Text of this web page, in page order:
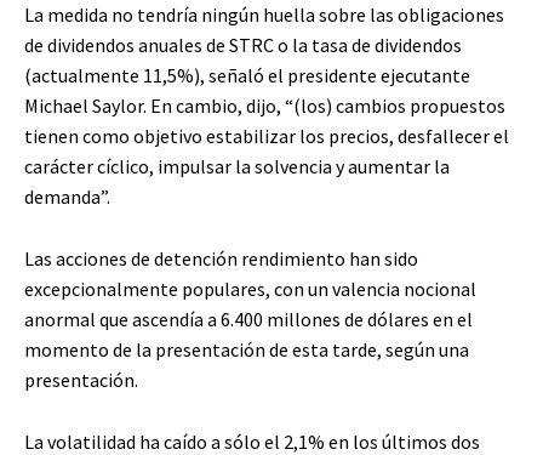
La medida no tendría ningún huella sobre las obligaciones
de dividendos anuales de STRC o la tasa de dividendos
(actualmente 11,5%), señaló el presidente ejecutante
Michael Saylor. En cambio, dijo, “(los) cambios propuestos
tienen como objetivo estabilizar los precios, desfallecer el
carácter cíclico, impulsar la solvencia y aumentar la
demanda”.
Las acciones de detención rendimiento han sido
excepcionalmente populares, con un valencia nocional
anormal que ascendía a 6.400 millones de dólares en el
momento de la presentación de esta tarde, según una
presentación.
La volatilidad ha caído a sólo el 2,1% en los últimos dos